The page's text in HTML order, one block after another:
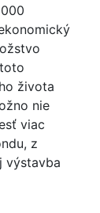
života
nie
viac
z
výstavba